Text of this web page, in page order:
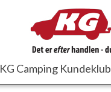
KG Camping Kundeklub